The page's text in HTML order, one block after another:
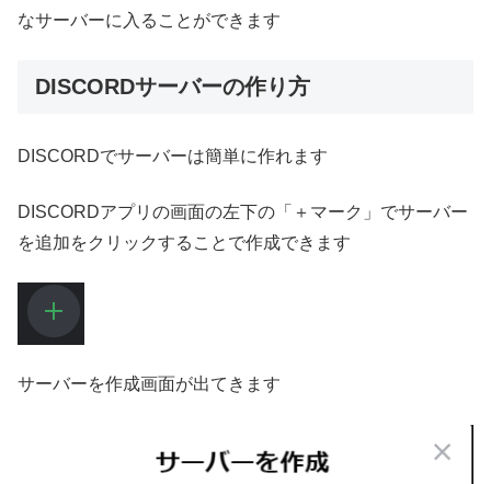
なサーバーに入ることができます
DISCORDサーバーの作り方
DISCORDでサーバーは簡単に作れます
DISCORDアプリの画面の左下の「＋マーク」でサーバー
を追加をクリックすることで作成できます
サーバーを作成画面が出てきます